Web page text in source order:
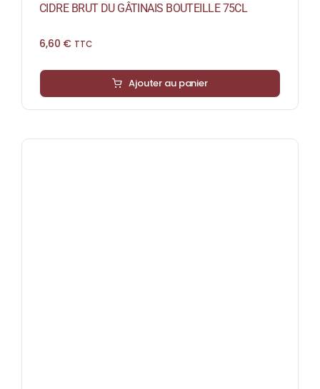
CIDRE BRUT DU GÂTINAIS BOUTEILLE 75CL
6,60 € TTC
Ajouter au panier